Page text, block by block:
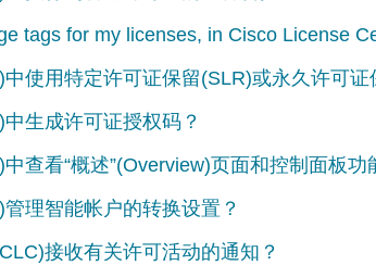
tags for my licenses, in Cisco License
使用特定许可证保留(SLR)或永久许可证
生成许可证授权码？
查看“概述”(Overview)页面和控制面板功
理智能帐户的转换设置？
接收有关许可活动的通知？